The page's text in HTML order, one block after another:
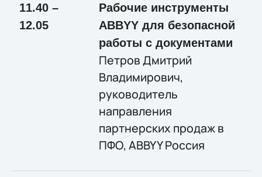
11.40 –
12.05
Рабочие инструменты
ABBYY для безопасной
работы с документами
Петров Дмитрий
Владимирович,
руководитель
направления
партнерских продаж в
ПФО, ABBYY Россия